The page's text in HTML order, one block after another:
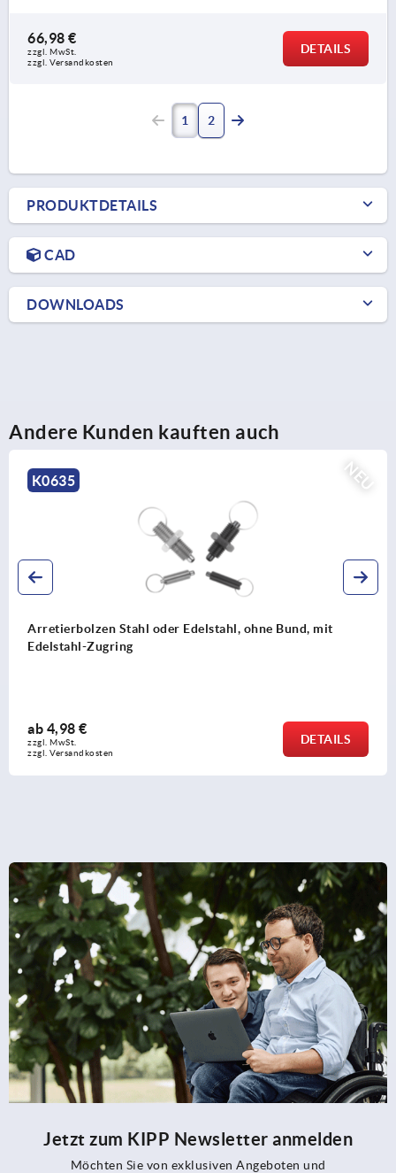
66,98 €
zzgl. MwSt.
zzgl. Versandkosten
DETAILS
1 2
PRODUKTDETAILS
CAD
DOWNLOADS
Andere Kunden kauften auch
K2407
Arretierbolzen Stahl oder Edelstahl, kurze Ausführung,
mit Gewindezapfen
ab6,62 €
zzgl. MwSt.
zzgl. Versandkosten
DETAILS
Jetzt zum KIPP Newsletter anmelden
Möchten Sie von exklusiven Angeboten und